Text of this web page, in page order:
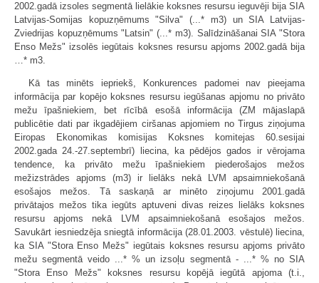
2002.gadā izsoles segmentā lielākie koksnes resursu ieguvēji bija SIA
Latvijas-Somijas kopuzņēmums "Silva" (...* m3) un SIA Latvijas-
Zviedrijas kopuzņēmums "Latsin" (...* m3). Salīdzināšanai SIA "Stora
Enso Mežs" izsolēs iegūtais koksnes resursu apjoms 2002.gadā bija
…* m3.
Kā tas minēts iepriekš, Konkurences padomei nav pieejama
informācija par kopējo koksnes resursu iegūšanas apjomu no privāto
mežu īpašniekiem, bet rīcībā esošā informācija (ZM mājaslapā
publicētie dati par ikgadējiem ciršanas apjomiem no Tirgus ziņojuma
Eiropas Ekonomikas komisijas Koksnes komitejas 60.sesijai
2002.gada 24.-27.septembrī) liecina, ka pēdējos gados ir vērojama
tendence, ka privāto mežu īpašniekiem piederošajos mežos
mežizstrādes apjoms (m3) ir lielāks nekā LVM apsaimniekošanā
esošajos mežos. Tā saskaņā ar minēto ziņojumu 2001.gadā
privātajos mežos tika iegūts aptuveni divas reizes lielāks koksnes
resursu apjoms nekā LVM apsaimniekošanā esošajos mežos.
Savukārt iesniedzēja sniegtā informācija (28.01.2003. vēstulē) liecina,
ka SIA "Stora Enso Mežs" iegūtais koksnes resursu apjoms privāto
mežu segmentā veido ...* % un izsoļu segmentā - ...* % no SIA
"Stora Enso Mežs" koksnes resursu kopējā iegūtā apjoma (t.i.,